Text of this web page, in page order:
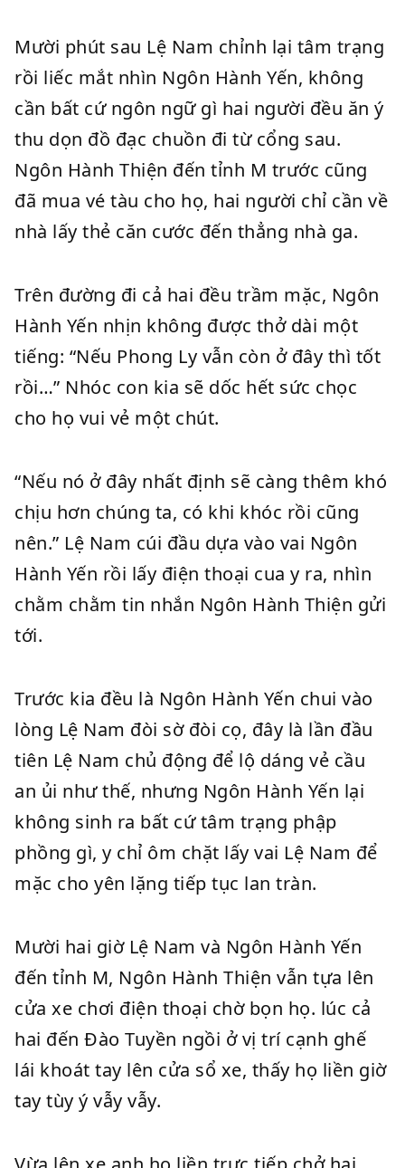
Mười phút sau Lệ Nam chỉnh lại tâm trạng
rồi liếc mắt nhìn Ngôn Hành Yến, không
cần bất cứ ngôn ngữ gì hai người đều ăn ý
thu dọn đồ đạc chuồn đi từ cổng sau.
Ngôn Hành Thiện đến tỉnh M trước cũng
đã mua vé tàu cho họ, hai người chỉ cần về
nhà lấy thẻ căn cước đến thẳng nhà ga.
Trên đường đi cả hai đều trầm mặc, Ngôn
Hành Yến nhịn không được thở dài một
tiếng: “Nếu Phong Ly vẫn còn ở đây thì tốt
rồi…” Nhóc con kia sẽ dốc hết sức chọc
cho họ vui vẻ một chút.
“Nếu nó ở đây nhất định sẽ càng thêm khó
chịu hơn chúng ta, có khi khóc rồi cũng
nên.” Lệ Nam cúi đầu dựa vào vai Ngôn
Hành Yến rồi lấy điện thoại cua y ra, nhìn
chằm chằm tin nhắn Ngôn Hành Thiện gửi
tới.
Trước kia đều là Ngôn Hành Yến chui vào
lòng Lệ Nam đòi sờ đòi cọ, đây là lần đầu
tiên Lệ Nam chủ động để lộ dáng vẻ cầu
an ủi như thế, nhưng Ngôn Hành Yến lại
không sinh ra bất cứ tâm trạng phập
phồng gì, y chỉ ôm chặt lấy vai Lệ Nam để
mặc cho yên lặng tiếp tục lan tràn.
Mười hai giờ Lệ Nam và Ngôn Hành Yến
đến tỉnh M, Ngôn Hành Thiện vẫn tựa lên
cửa xe chơi điện thoại chờ bọn họ. lúc cả
hai đến Đào Tuyền ngồi ở vị trí cạnh ghế
lái khoát tay lên cửa sổ xe, thấy họ liền giờ
tay tùy ý vẫy vẫy.